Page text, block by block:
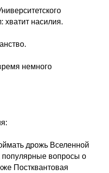
насилия.
немного
дрожь Вселенной
популярные вопросы о
Постквантовая